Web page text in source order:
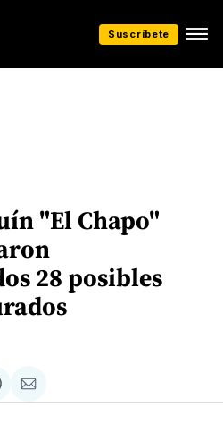
Suscríbete
"El Chapo"
28 posibles
Compartir
via